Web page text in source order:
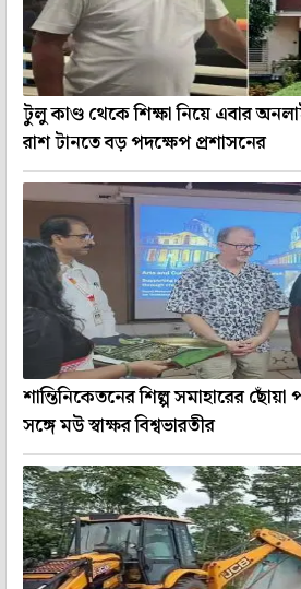
টুলু কাণ্ড থেকে শিক্ষা নিয়ে এবার
রাশ টানতে বড় পদক্ষেপ প্রশাসনের
শান্তিনিকেতনের শিল্প সমাহারের ছোঁয়া
সঙ্গে মউ স্বাক্ষর বিশ্বভারতীর